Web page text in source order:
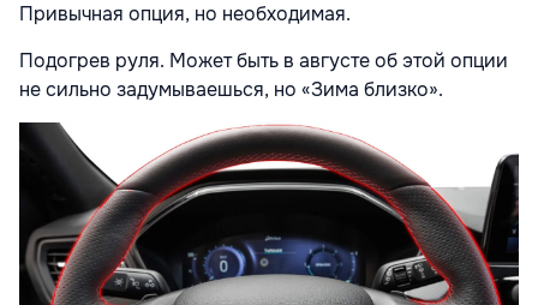
Привычная опция, но необходимая.
Подогрев руля. Может быть в августе об этой опции
не сильно задумываешься, но «Зима близко».